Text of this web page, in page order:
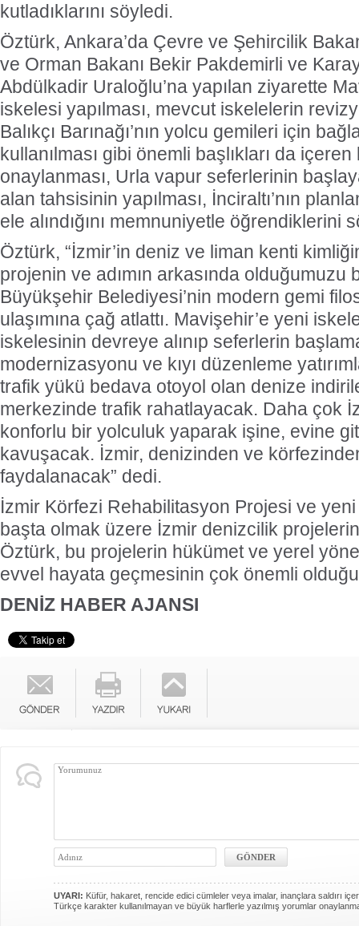
kutladıklarını söyledi.
Öztürk, Ankara’da Çevre ve Şehircilik
ve Orman Bakanı Bekir Pakdemirli ve
Abdülkadir Uraloğlu’na yapılan ziyarette
iskelesi yapılması, mevcut iskelelerin
Balıkçı Barınağı’nın yolcu gemileri için
kullanılması gibi önemli başlıkları da içeren
onaylanması, Urla vapur seferlerinin
alan tahsisinin yapılması, İnciraltı’nın
ele alındığını memnuniyetle öğrendiklerini
Öztürk, “İzmir’in deniz ve liman kenti
projenin ve adımın arkasında olduğumuzu
Büyükşehir Belediyesi’nin modern gemi
ulaşımına çağ atlattı. Mavişehir’e yeni
iskelesinin devreye alınıp seferlerin
modernizasyonu ve kıyı düzenleme
trafik yükü bedava otoyol olan denize
merkezinde trafik rahatlayacak. Daha çok
konforlu bir yolculuk yaparak işine, evine
kavuşacak. İzmir, denizinden ve
faydalanacak” dedi.
İzmir Körfezi Rehabilitasyon Projesi ve yeni
başta olmak üzere İzmir denizcilik
Öztürk, bu projelerin hükümet ve yerel
evvel hayata geçmesinin çok önemli
DENİZ HABER AJANSI
UYARI: Küfür, hakaret, rencide edici cümleler veya imalar, inançlara saldırı
Türkçe karakter kullanılmayan ve büyük harflerle yazılmış yorumlar